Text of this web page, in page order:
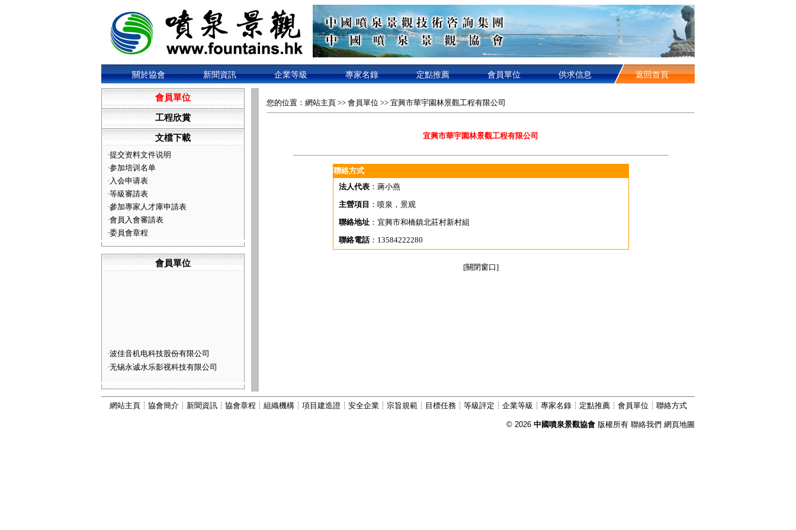
關於協會 新聞資訊 企業等級 專家名錄 定點推薦 會員單位 供求信息 返回首頁
會員單位
工程欣賞
文檔下載
·提交资料文件说明
·参加培训名单
· 入会申请表
·等級審請表
·參加專家人才庫申請表
·會員入會審請表
·委員會章程
會員單位
·波佳音机电科技股份有限公司
·无锡永诚水乐影视科技有限公司
河北康本园林景观工程有限公司
您的位置： 網站主頁 >> 會員單位 >> 宜興市華宇園林景觀工程有限公司
宜興市華宇園林景觀工程有限公司
聯絡方式
法人代表：蔣小燕
主營項目 ：喷泉，景观
聯絡地址：宜興市和橋鎮北莊村新村組
聯絡電話：13584222280
[關閉窗口]
網站主頁┆ 協會簡介┆ 新聞資訊┆ 協會章程 ┆ 組織機構┆ 項目建造證┆ 安全企業┆ 宗旨規範┆ 目標任務┆ 等級評定 ┆ 企業等級 ┆ 專家名錄┆ 定點推薦┆ 會員單位 ┆ 聯絡方式
© 2026 中國噴泉景觀協會 版權所有 聯絡我們 網頁地圖